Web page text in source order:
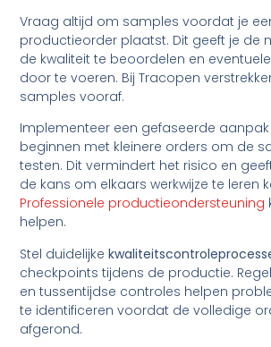
Vraag altijd om samples voordat je
productieorder plaatst. Dit geeft je de
de kwaliteit te beoordelen en
door te voeren. Bij Tracopen
samples vooraf.
Implementeer een gefaseerde
beginnen met kleinere orders om de
testen. Dit vermindert het risico en
de kans om elkaars werkwijze te leren
Professionele productieondersteuning
helpen.
Stel duidelijke
checkpoints tijdens de productie.
en tussentijdse controles helpen
te identificeren voordat de volledige
afgerond.